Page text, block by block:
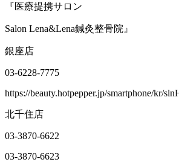
『医療提携サロン
Salon Lena&Lena鍼灸整骨院』
銀座店
03-6228-7775
https://beauty.hotpepper.jp/smartphone/kr/
北千住店
03-3870-6622
03-3870-6623